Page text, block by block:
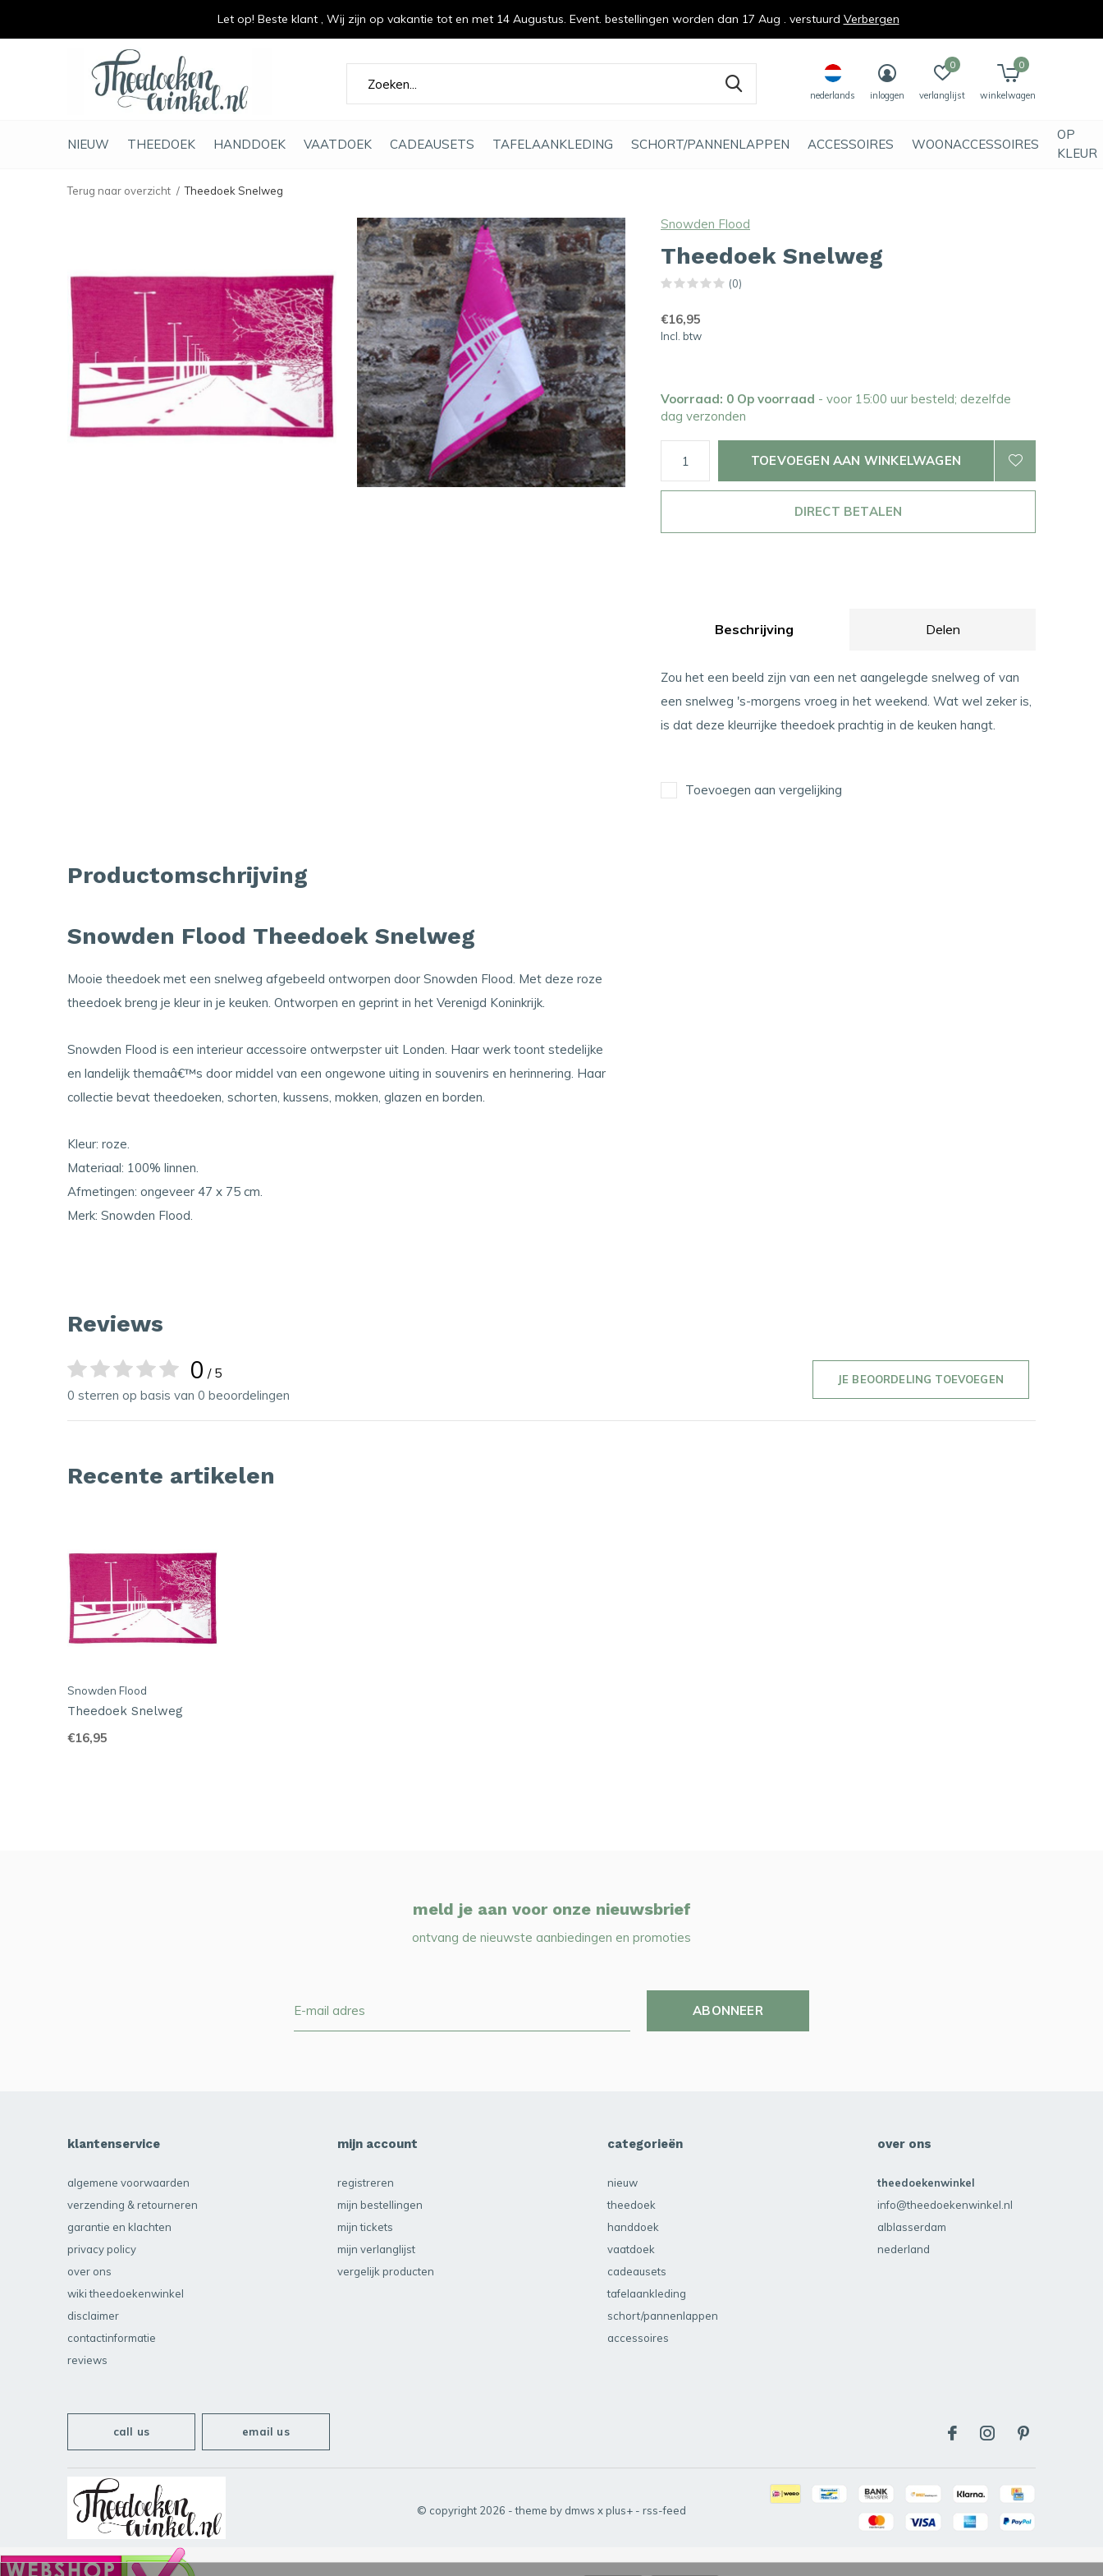
NIEUW THEEDOEK HANDDOEK VAATDOEK CADEAUSETS TAFELAANKLEDING SCHORT/PANNENLAPPEN ACCESSOIRES WOONACCESSOIRES
OP
KLEUR
nederlands inloggen verlanglijst
0
winkelwagen
0
duurzaam en met liefde gemaakt
Terug naar overzicht Theedoek Snelweg
Snowden Flood
Theedoek Snelweg
(0)
€16,95
Incl. btw
Voorraad: 0 Op voorraad - voor 15:00 uur besteld; dezelfde
dag verzonden
TOEVOEGEN AAN WINKELWAGEN
DIRECT BETALEN
Beschrijving Delen
Zou het een beeld zijn van een net aangelegde snelweg of van
een snelweg 's-morgens vroeg in het weekend. Wat wel zeker is,
is dat deze kleurrijke theedoek prachtig in de keuken hangt.
Toevoegen aan vergelijking
Productomschrijving
Snowden Flood Theedoek Snelweg
Mooie theedoek met een snelweg afgebeeld ontworpen door Snowden Flood. Met deze roze
theedoek breng je kleur in je keuken. Ontworpen en geprint in het Verenigd Koninkrijk.
Snowden Flood is een interieur accessoire ontwerpster uit Londen. Haar werk toont stedelijke
en landelijk themaâ€™s door middel van een ongewone uiting in souvenirs en herinnering. Haar
collectie bevat theedoeken, schorten, kussens, mokken, glazen en borden.
Kleur: roze.
Materiaal: 100% linnen.
Afmetingen: ongeveer 47 x 75 cm.
Merk: Snowden Flood.
Reviews
0 / 5
0 sterren op basis van 0 beoordelingen
JE BEOORDELING TOEVOEGEN
Recente artikelen
Snowden Flood
Theedoek Snelweg
€16,95
meld je aan voor onze nieuwsbrief
ontvang de nieuwste aanbiedingen en promoties
ABONNEER
klantenservice
algemene voorwaarden
verzending & retourneren
garantie en klachten
privacy policy
over ons
wiki theedoekenwinkel
disclaimer
contactinformatie
reviews
mijn account
registreren
mijn bestellingen
mijn tickets
mijn verlanglijst
vergelijk producten
categorieën
nieuw
theedoek
handdoek
vaatdoek
cadeausets
tafelaankleding
schort/pannenlappen
accessoires
over ons
theedoekenwinkel
info@theedoekenwinkel.nl
alblasserdam
nederland
call us email us
© copyright 2026 - theme by dmws xplus+ - rss-feed
Let op! Beste klant , Wij zijn op vakantie tot en met 14 Augustus. Event. bestellingen worden dan 17 Aug . verstuurd Verbergen